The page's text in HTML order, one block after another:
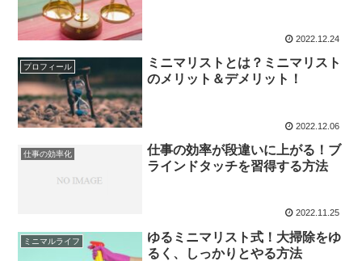
2022.12.24
プロフィール
ミニマリストとは？ミニマリスト
のメリット＆デメリット！
2022.12.06
仕事の効率化
仕事の効率が段違いに上がる！ブ
ラインドタッチを習得する方法
2022.11.25
ミニマルライフ
ゆるミニマリスト式！大掃除をゆ
るく、しっかりとやる方法